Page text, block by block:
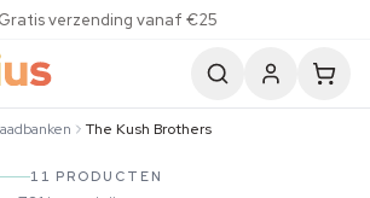
Gratis verzending vanaf €25
The Kush Brothers
11 PRODUCTEN